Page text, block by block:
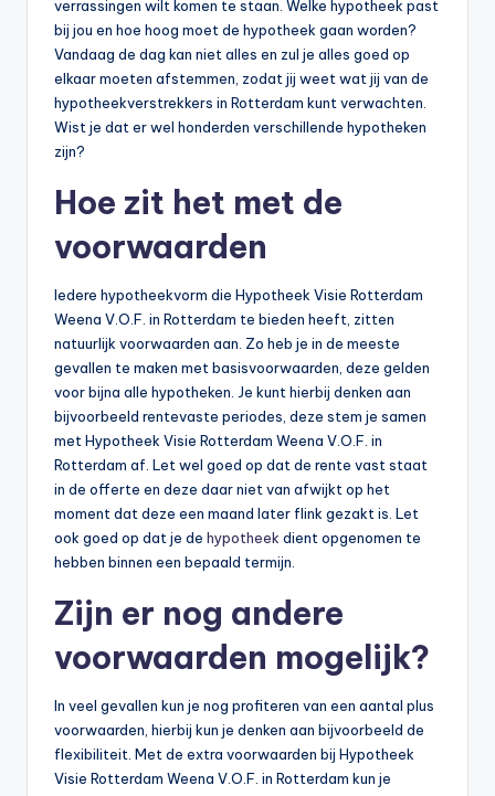
verrassingen wilt komen te staan. Welke hypotheek past
bij jou en hoe hoog moet de hypotheek gaan worden?
Vandaag de dag kan niet alles en zul je alles goed op
elkaar moeten afstemmen, zodat jij weet wat jij van de
hypotheekverstrekkers in Rotterdam kunt verwachten.
Wist je dat er wel honderden verschillende hypotheken
zijn?
Hoe zit het met de
voorwaarden
Iedere hypotheekvorm die Hypotheek Visie Rotterdam
Weena V.O.F. in Rotterdam te bieden heeft, zitten
natuurlijk voorwaarden aan. Zo heb je in de meeste
gevallen te maken met basisvoorwaarden, deze gelden
voor bijna alle hypotheken. Je kunt hierbij denken aan
bijvoorbeeld rentevaste periodes, deze stem je samen
met Hypotheek Visie Rotterdam Weena V.O.F. in
Rotterdam af. Let wel goed op dat de rente vast staat
in de offerte en deze daar niet van afwijkt op het
moment dat deze een maand later flink gezakt is. Let
ook goed op dat je de hypotheek dient opgenomen te
hebben binnen een bepaald termijn.
Zijn er nog andere
voorwaarden mogelijk?
In veel gevallen kun je nog profiteren van een aantal plus
voorwaarden, hierbij kun je denken aan bijvoorbeeld de
flexibiliteit. Met de extra voorwaarden bij Hypotheek
Visie Rotterdam Weena V.O.F. in Rotterdam kun je